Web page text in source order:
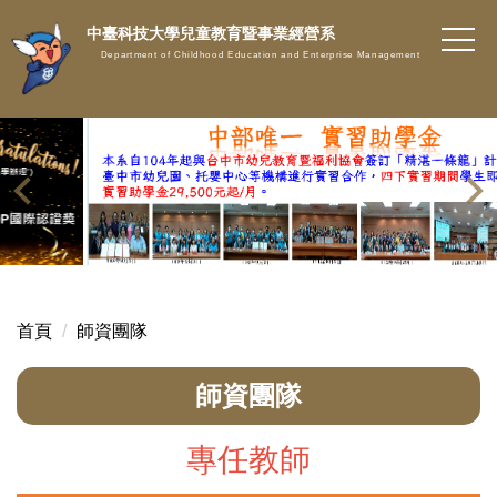
到
主
要
內
容
區
中臺科技大學兒童教育暨事業經營系
Department of Childhood Education and Enterprise Management
首頁 師資團隊
師資團隊
專任教師